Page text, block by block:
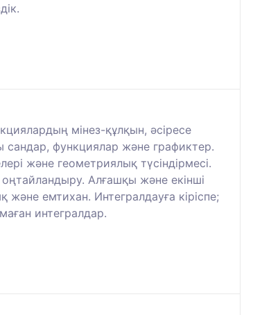
мінез-құлқын, әсіресе
сандар, функциялар және графиктер.
және геометриялық түсіндірмесі.
Алғашқы және екінші
емтихан. Интегралдауға кіріспе;
интегралдар.